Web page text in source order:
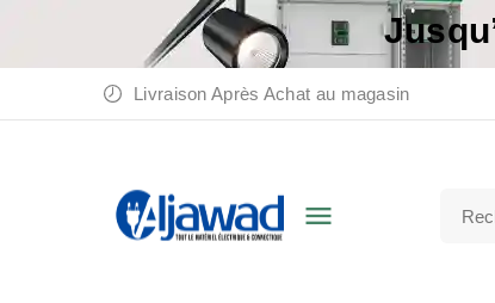
Livraison Après Achat au magasin
